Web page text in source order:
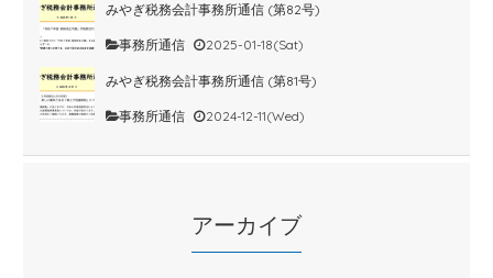
みやぎ税務会計事務所通信 (第82号)
事務所通信 2025-01-18(Sat)
みやぎ税務会計事務所通信 (第81号)
事務所通信 2024-12-11(Wed)
アーカイブ